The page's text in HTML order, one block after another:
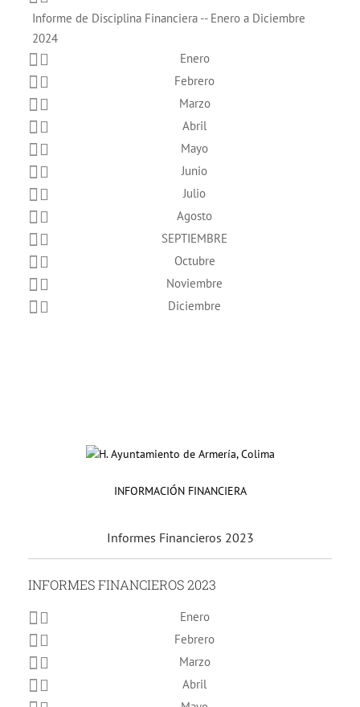
Informe de Disciplina Financiera -- Enero a Diciembre
2024
Enero
Febrero
Marzo
Abril
Mayo
Junio
Julio
Agosto
SEPTIEMBRE
Octubre
Noviembre
Diciembre
INFORMACIÓN FINANCIERA
Informes Financieros 2023
INFORMES FINANCIEROS 2023
Enero
Febrero
Marzo
Abril